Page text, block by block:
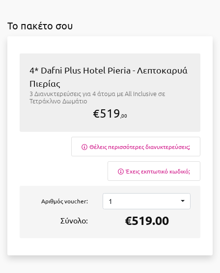
To πακέτο σου
4* Dafni Plus Hotel Pieria - Λεπτοκαρυά
Πιερίας
3 Διανυκτερεύσεις για 4 άτομα με All Inclusive σε
Τετράκλινο Δωμάτιο
€519 ,00
Θέλεις περισσότερες διανυκτερεύσεις;
Έχεις εκπτωτικό κωδικό;
Αριθμός voucher: 1
Σύνολο: €519.00